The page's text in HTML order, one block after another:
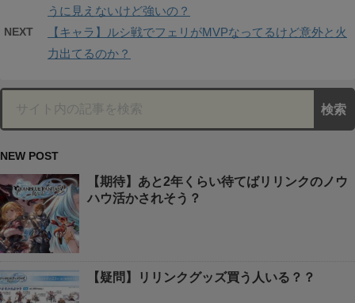
うに見えないけど強いの？
NEXT
【キャラ】ルシ戦でフェリがMVPなってるけど意外と火
力出てるのか？
NEW POST
【期待】あと2年くらい待てばリリンクのノウ
ハウ活かされそう？
【疑問】リリンクグッズ買う人いる？？